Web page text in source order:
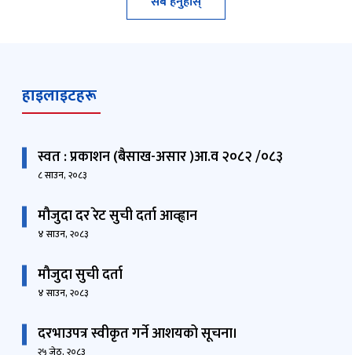
हाइलाइटहरू
स्वत : प्रकाशन (बैसाख-असार )आ.व २०८२ /०८३
८ साउन, २०८३
मौजुदा दर रेट सुची दर्ता आव्ह्वान
४ साउन, २०८३
मौजुदा सुची दर्ता
४ साउन, २०८३
दरभाउपत्र स्वीकृत गर्ने आशयको सूचना।
२५ जेठ, २०८३